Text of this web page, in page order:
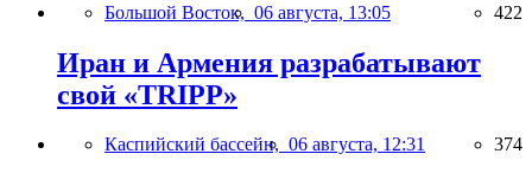
Большой Восток, 06 августа, 13:05 422
Иран и Армения разрабатывают
свой «TRIPP»
Каспийский бассейн, 06 августа, 12:31 374